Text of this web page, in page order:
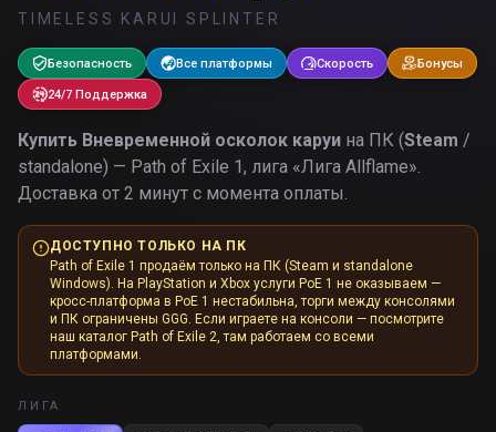
TIMELESS KARUI SPLINTER
Безопасность Все платформы Скорость Бонусы
24/7 Поддержка
Купить Вневременной осколок каруи на ПК (Steam /
standalone) — Path of Exile 1, лига «Лига Allflame».
Доставка от 2 минут с момента оплаты.
ДОСТУПНО ТОЛЬКО НА ПК
Path of Exile 1 продаём только на ПК (Steam и standalone
Windows). На PlayStation и Xbox услуги PoE 1 не оказываем —
кросс-платформа в PoE 1 нестабильна, торги между консолями
и ПК ограничены GGG. Если играете на консоли — посмотрите
наш каталог Path of Exile 2, там работаем со всеми
платформами.
ЛИГА